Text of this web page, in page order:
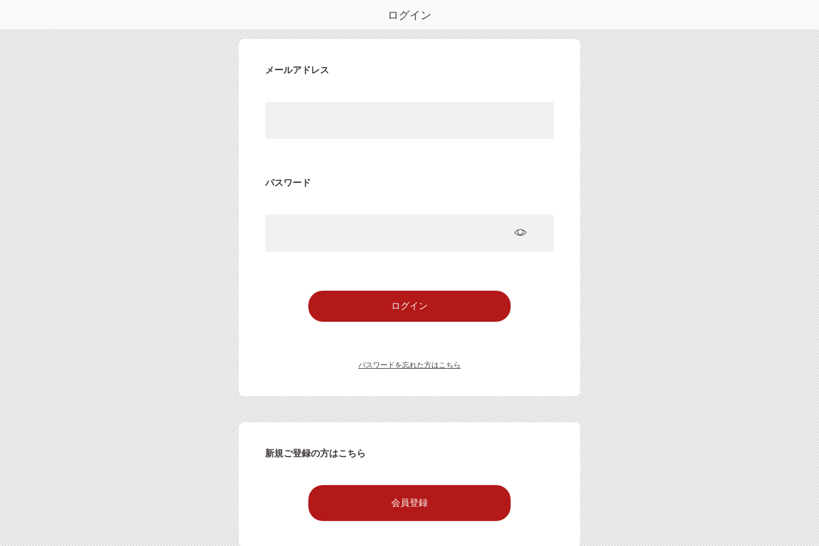
ログイン
メールアドレス
パスワード
パスワードを忘れた方はこちら
新規ご登録の方はこちら
会員登録